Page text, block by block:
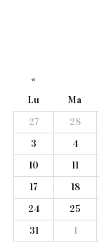
«
Lu
Ma
27
28
3
4
10
11
17
18
24
25
31
1